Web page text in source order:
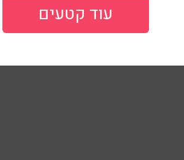
עוד קטעים